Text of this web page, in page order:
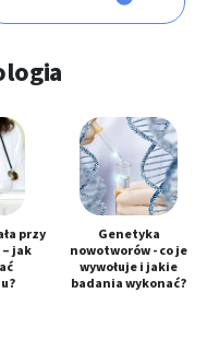
przy
jak
Genetyka
nowotworów - co je
wywołuje i jakie
badania wykonać?